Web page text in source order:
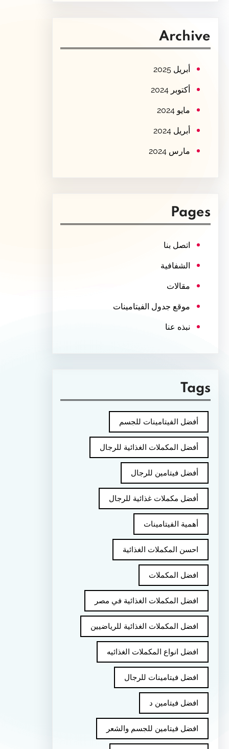
c
Archive
أبريل 2025
أكتوبر 2024
مايو 2024
أبريل 2024
مارس 2024
Pages
اتصل بنا
الشفافية
مقالات
موقع جدول الفيتامينات
نبذه عنا
Tags
أفضل الفيتامينات للجسم
أفضل المكملات الغذائية للرجال
أفضل فيتامين للرجال
أفضل مكملات غذائية للرجال
أهمية الفيتامينات
احسن المكملات الغذائية
افضل المكملات
افضل المكملات الغذائية في مصر
افضل المكملات الغذائية للرياضيين
افضل انواع المكملات الغذائيه
افضل فيتامينات للرجال
افضل فيتامين د
افضل فيتامين للجسم والشعر